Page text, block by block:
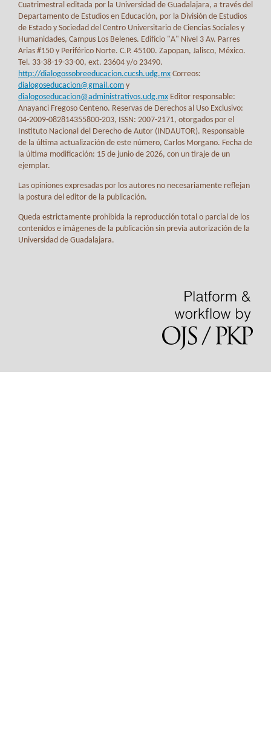
Cuatrimestral editada por la Universidad de Guadalajara, a través del
Departamento de Estudios en Educación, por la División de Estudios
de Estado y Sociedad del Centro Universitario de Ciencias Sociales y
Humanidades, Campus Los Belenes. Edificio "A" Nivel 3 Av. Parres
Arias #150 y Periférico Norte. C.P. 45100. Zapopan, Jalisco, México.
Tel. 33-38-19-33-00, ext. 23604 y/o 23490.
http://dialogossobreeducacion.cucsh.udg.mx Correos:
dialogoseducacion@gmail.com y
dialogoseducacion@administrativos.udg.mx Editor responsable:
Anayanci Fregoso Centeno. Reservas de Derechos al Uso Exclusivo:
04-2009-082814355800-203, ISSN: 2007-2171, otorgados por el
Instituto Nacional del Derecho de Autor (INDAUTOR). Responsable
de la última actualización de este número, Carlos Morgano. Fecha de
la última modificación: 15 de junio de 2026, con un tiraje de un
ejemplar.
Las opiniones expresadas por los autores no necesariamente reflejan
la postura del editor de la publicación.
Queda estrictamente prohibida la reproducción total o parcial de los
contenidos e imágenes de la publicación sin previa autorización de la
Universidad de Guadalajara.